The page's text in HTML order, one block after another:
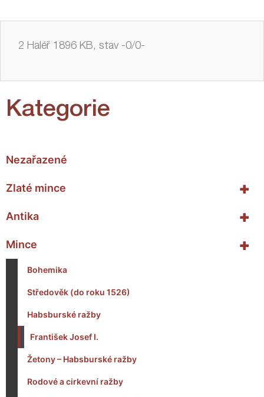
Kategorie
Nezařazené
+
Zlaté mince
+
Antika
+
Mince
Bohemika
Středověk (do roku 1526)
Habsburské ražby
František Josef I.
Žetony – Habsburské ražby
Rodové a cirkevní ražby
2 Haléř 1896 KB, stav -0/0-